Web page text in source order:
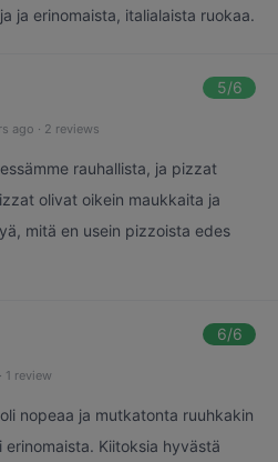
ja erinomaista, italialaista ruokaa.
5/6
ago · 2 reviews
rauhallista, ja pizzat
olivat oikein maukkaita ja
mitä en usein pizzoista edes
6/6
· 1 review
nopeaa ja mutkatonta ruuhkakin
erinomaista. Kiitoksia hyvästä